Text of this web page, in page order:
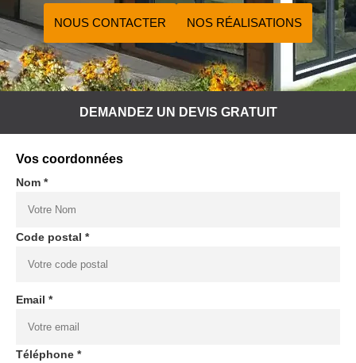
NOUS CONTACTER NOS RÉALISATIONS
DEMANDEZ UN DEVIS GRATUIT
Vos coordonnées
Nom *
Code postal *
Email *
Téléphone *